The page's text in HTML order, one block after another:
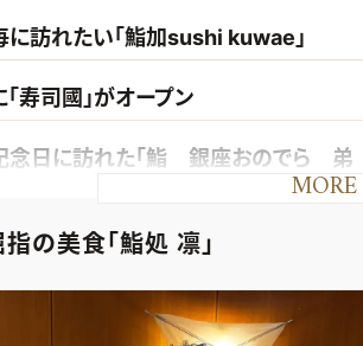
NEWS
通販
ン
MAGAZINE
に訪れたい「鮨加sushi kuwae」
「寿司國」がオープン
記念日に訪れた「鮨 銀座おのでら 弟
友達も大満足の『鮨 広島あじろや』
烹 やま中」で至福の時間を
MORE
指の美食「鮨処 凛」